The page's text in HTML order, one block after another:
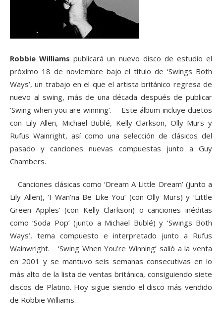
Robbie Williams publicará un nuevo disco de estudio el
próximo 18 de noviembre bajo el título de ‘Swings Both
Ways’, un trabajo en el que el artista británico regresa de
nuevo al swing, más de una década después de publicar
‘Swing when you are winning’. Este álbum incluye duetos
con Lily Allen, Michael Bublé, Kelly Clarkson, Olly Murs y
Rufus Wainright, así como una selección de clásicos del
pasado y canciones nuevas compuestas junto a Guy
Chambers.
Canciones clásicas como ‘Dream A Little Dream’ (junto a
Lily Allen), ‘I Wan’na Be Like You’ (con Olly Murs) y ‘Little
Green Apples’ (con Kelly Clarkson) o canciones inéditas
como ‘Soda Pop’ (junto a Michael Bublé) y ‘Swings Both
Ways’, tema compuesto e interpretado junto a Rufus
Wainwright. ‘Swing When You’re Winning’ salió a la venta
en 2001 y se mantuvo seis semanas consecutivas en lo
más alto de la lista de ventas británica, consiguiendo siete
discos de Platino. Hoy sigue siendo el disco más vendido
de Robbie Williams.